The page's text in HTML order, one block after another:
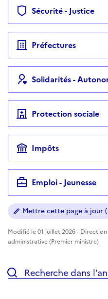
Sécurité - Justice
Préfectures
Solidarités -
Protection sociale
Impôts
Emploi - Jeunesse
Mettre cette page à jour
Modifié le 01 juillet 2026 -
administrative (Premier ministre)
Recherche dans